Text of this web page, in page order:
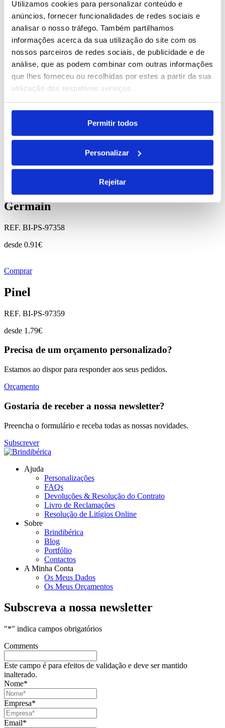
Utilizamos cookies para personalizar conteúdo e
anúncios, fornecer funcionalidades de redes sociais e
analisar o nosso tráfego. Também partilhamos
informações acerca da sua utilização do site com os
nossos parceiros de redes sociais, de publicidade e de
análise, que as podem combinar com outras informações
que lhes forneceu ou recolhidas por estes a partir da sua
utilização dos respetivos serviços.
Permitir todos
Personalizar
Rejeitar
Comprar
Kandel
REF. BI-PS-97912
15.14 €
REF. BI-PS-97913
Germain
REF. BI-PS-97358
desde 0.91€
Comprar
Pinel
REF. BI-PS-97359
desde 1.79€
Precisa de um orçamento personalizado?
Estamos ao dispor para responder aos seus pedidos.
Orçamento
Gostaria de receber a nossa newsletter?
Preencha o formulário e receba todas as nossas novidades.
Subscrever
Ajuda
Personalizações
FAQs
Devoluções & Resolução do Contrato
Livro de Reclamações
Resolução de Litígios Online
Sobre
Brindibérica
Blog
Portfólio
Contactos
A Minha Conta
Os Meus Dados
Os Meus Orçamentos
Subscreva a nossa newsletter
"*" indica campos obrigatórios
Comments
Este campo é para efeitos de validação e deve ser mantido
inalterado.
Nome*
Empresa*
Email*